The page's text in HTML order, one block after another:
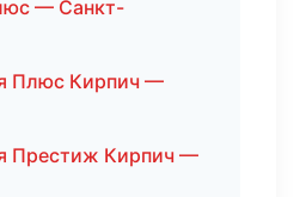
— Санкт-
Плюс Кирпич —
Престиж Кирпич —